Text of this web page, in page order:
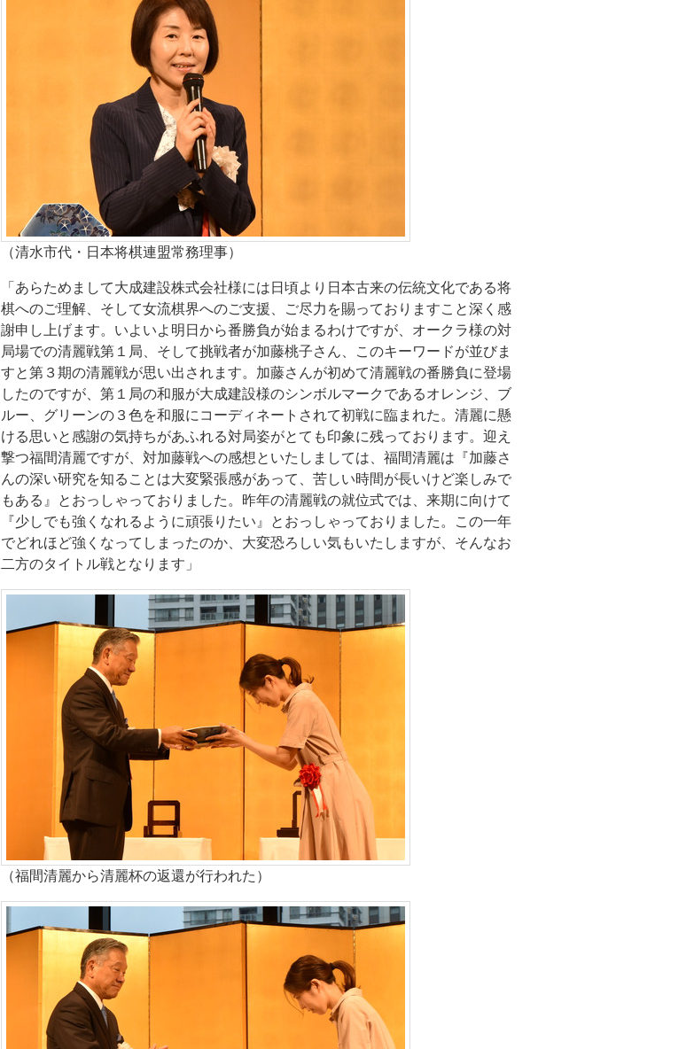
（清水市代・日本将棋連盟常務理事）
「あらためまして大成建設株式会社様には日頃より日本古来の伝統文化である将
棋へのご理解、そして女流棋界へのご支援、ご尽力を賜っておりますこと深く感
謝申し上げます。いよいよ明日から番勝負が始まるわけですが、オークラ様の対
局場での清麗戦第１局、そして挑戦者が加藤桃子さん、このキーワードが並びま
すと第３期の清麗戦が思い出されます。加藤さんが初めて清麗戦の番勝負に登場
したのですが、第１局の和服が大成建設様のシンボルマークであるオレンジ、ブ
ルー、グリーンの３色を和服にコーディネートされて初戦に臨まれた。清麗に懸
ける思いと感謝の気持ちがあふれる対局姿がとても印象に残っております。迎え
撃つ福間清麗ですが、対加藤戦への感想といたしましては、福間清麗は『加藤さ
んの深い研究を知ることは大変緊張感があって、苦しい時間が長いけど楽しみで
もある』とおっしゃっておりました。昨年の清麗戦の就位式では、来期に向けて
『少しでも強くなれるように頑張りたい』とおっしゃっておりました。この一年
でどれほど強くなってしまったのか、大変恐ろしい気もいたしますが、そんなお
二方のタイトル戦となります」
（福間清麗から清麗杯の返還が行われた）